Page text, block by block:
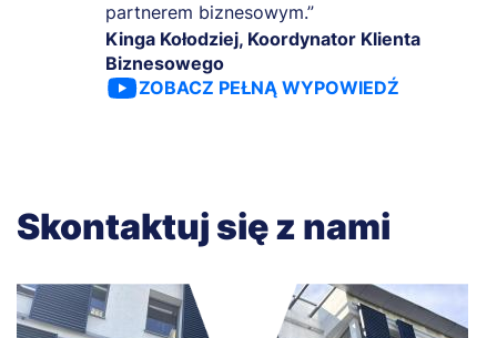
partnerem biznesowym.”
Kinga Kołodziej, Koordynator Klienta
Biznesowego
ZOBACZ PEŁNĄ WYPOWIEDŹ
Skontaktuj się z nami